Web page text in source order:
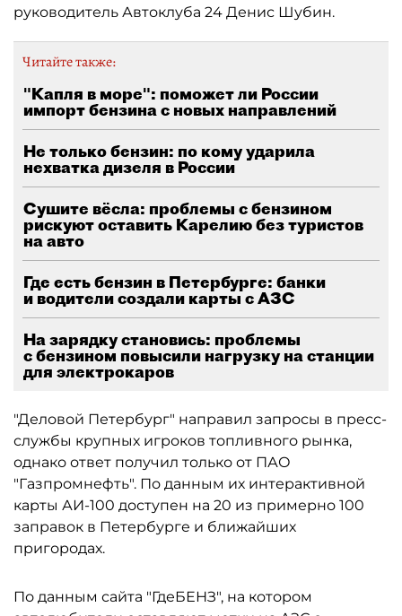
руководитель Автоклуба 24 Денис Шубин.
Читайте также:
"Капля в море": поможет ли России
импорт бензина с новых направлений
Не только бензин: по кому ударила
нехватка дизеля в России
Сушите вёсла: проблемы с бензином
рискуют оставить Карелию без туристов
на авто
Где есть бензин в Петербурге: банки
и водители создали карты с АЗС
На зарядку становись: проблемы
с бензином повысили нагрузку на станции
для электрокаров
"Деловой Петербург" направил запросы в пресс-
службы крупных игроков топливного рынка,
однако ответ получил только от ПАО
"Газпромнефть". По данным их интерактивной
карты АИ-100 доступен на 20 из примерно 100
заправок в Петербурге и ближайших
пригородах.
По данным сайта "ГдеБЕНЗ", на котором